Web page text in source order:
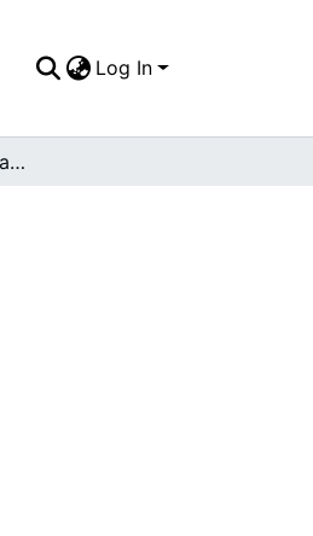
Log In
Ceremonia en la Escuela Militar de Aviación